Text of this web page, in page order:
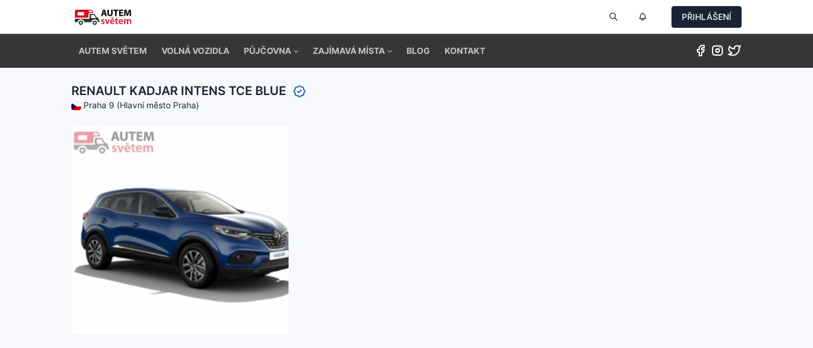
PŘIHLÁŠENÍ
AUTEM SVĚTEM VOLNÁ VOZIDLA PŮJČOVNA ZAJÍMAVÁ MÍSTA BLOG KONTAKT
RENAULT KADJAR INTENS TCE BLUE
Praha 9 (Hlavní město Praha)